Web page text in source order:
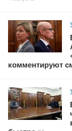
комментируют